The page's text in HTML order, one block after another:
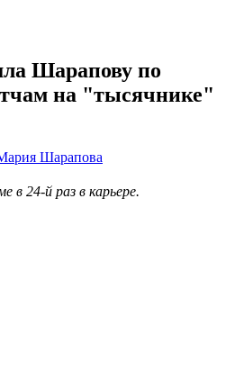
Шарапову по
на "тысячнике"
Шарапова
в 24-й раз в карьере.